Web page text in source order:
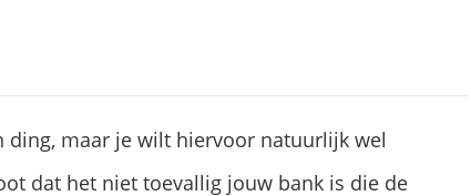
ding, maar je wilt hiervoor natuurlijk wel
dat het niet toevallig jouw bank is die de